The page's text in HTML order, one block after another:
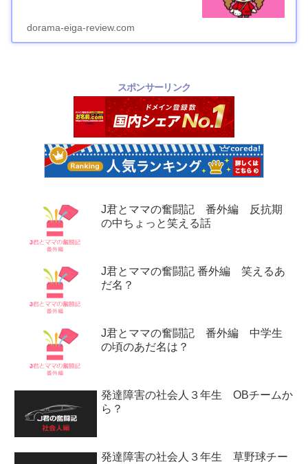
dorama-eiga-review.com
スポンサーリンク
J君とママの奮闘記 番外編 反抗期
の中ちょっと笑える話
J君とママの奮闘記 番外編 笑えるあ
だ名？
J君とママの奮闘記 番外編 中学生
の頃のあだ名は？
発達障害の社会人３年生 OBチームか
ら？
発達障害の社会人３年生 草野球チー